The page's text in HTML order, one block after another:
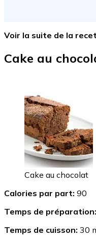
Voir la suite de la
Cake au
Cake au chocolat
Calories par part: 90
Temps de préparation:
Temps de cuisson: 30